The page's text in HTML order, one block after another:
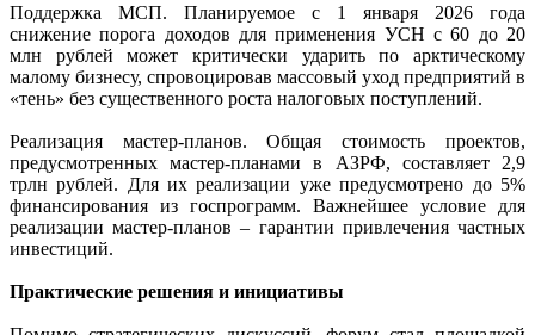
Поддержка МСП. Планируемое с 1 января 2026 года
снижение порога доходов для применения УСН с 60 до 20
млн рублей может критически ударить по арктическому
малому бизнесу, спровоцировав массовый уход предприятий в
«тень» без существенного роста налоговых поступлений.
Реализация мастер-планов. Общая стоимость проектов,
предусмотренных мастер-планами в АЗРФ, составляет 2,9
трлн рублей. Для их реализации уже предусмотрено до 5%
финансирования из госпрограмм. Важнейшее условие для
реализации мастер-планов – гарантии привлечения частных
инвестиций.
Практические решения и инициативы